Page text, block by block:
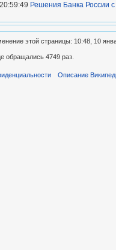
Решения Банка России с
этой страницы: 10:48, 10
обращались 4749 раз.
Описание